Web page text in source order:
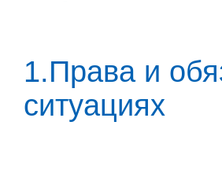
1.Права и
ситуациях